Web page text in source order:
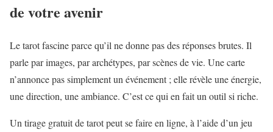
de votre avenir
Le tarot fascine parce qu’il ne donne pas des réponses brutes. Il
parle par images, par archétypes, par scènes de vie. Une carte
n’annonce pas simplement un événement ; elle révèle une énergie,
une direction, une ambiance. C’est ce qui en fait un outil si riche.
Un tirage gratuit de tarot peut se faire en ligne, à l’aide d’un jeu